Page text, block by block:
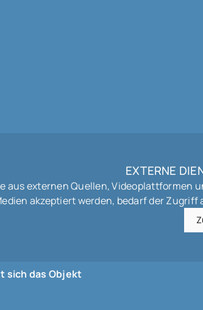
EXTERNE
aus externen Quellen, Videoplattformen
akzeptiert werden, bedarf der
sich das Objekt